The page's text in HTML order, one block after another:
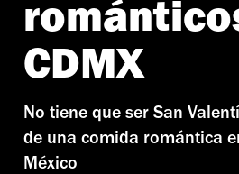
CDMX
No tiene que ser San
de una comida romántica
México